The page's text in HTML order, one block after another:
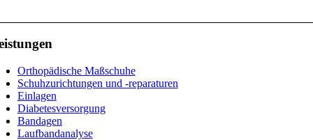
Orthopädische Maßschuhe
Schuhzurichtungen und -reparaturen
Einlagen
Diabetesversorgung
Bandagen
Laufbandanalyse